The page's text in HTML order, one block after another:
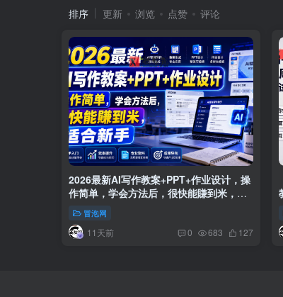
排序 更新 浏览 点赞 评论
2026最新AI写作教案+PPT+作业设计，操
作简单，学会方法后，很快能賺到米，适
冒泡网
11天前 0 683 127